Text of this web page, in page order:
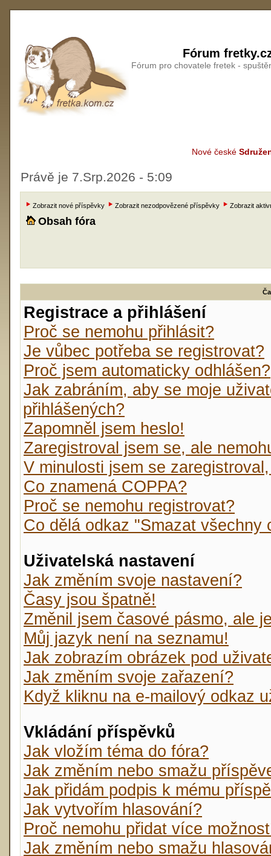
Fórum
Fórum pro chovatele fretek -
Nové české
Právě je 7.Srp.2026 - 5:09
Zobrazit nové příspěvky Zobrazit nezodpovězené příspěvky Zobrazit
Obsah fóra
Registrace a přihlášení
Proč se nemohu přihlásit?
Je vůbec potřeba se registrovat?
Proč jsem automaticky odhlášen?
Jak zabráním, aby se moje
přihlášených?
Zapomněl jsem heslo!
Zaregistroval jsem se, ale
V minulosti jsem se
Co znamená COPPA?
Proč se nemohu registrovat?
Co dělá odkaz "Smazat všechny
Uživatelská nastavení
Jak změním svoje nastavení?
Časy jsou špatně!
Změnil jsem časové pásmo, ale
Můj jazyk není na seznamu!
Jak zobrazím obrázek pod
Jak změním svoje zařazení?
Když kliknu na e-mailový odkaz
Vkládání příspěvků
Jak vložím téma do fóra?
Jak změním nebo smažu
Jak přidám podpis k mému
Jak vytvořím hlasování?
Proč nemohu přidat více
Jak změním nebo smažu